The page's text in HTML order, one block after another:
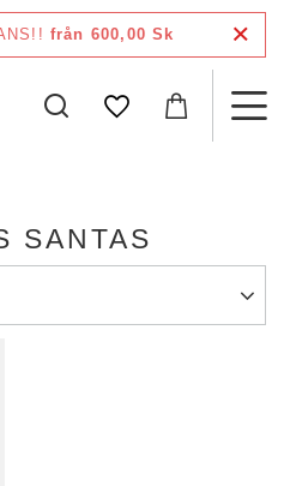
från 600,00 Sk
SANTAS